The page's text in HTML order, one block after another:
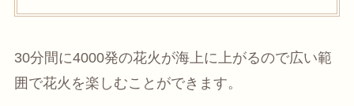
30分間に4000発の花火が海上に上がるので広い範
囲で花火を楽しむことができます。